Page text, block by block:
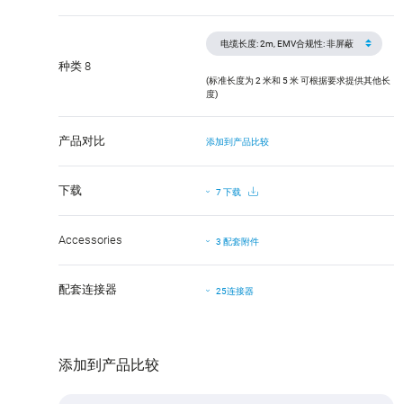
种类 8
(标准长度为 2 米和 5 米 可根据要求提供其他长
度)
产品对比 添加到产品比较
下载 7 下载
Accessories 3 配套附件
配套连接器 25连接器
添加到产品比较